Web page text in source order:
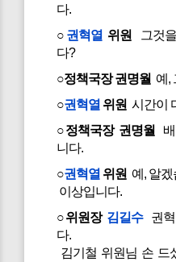
다.
○ 권혁열 위원 그것
다?
○정책국장 권명월 예,
○권혁열 위원 시간이
○정책국장 권명월
니다.
○권혁열 위원 예, 알
이상입니다.
○위원장 김길수권혁
다.
김기철 위원님 손 드